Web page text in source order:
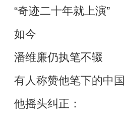
“奇迹二十年就上演”
如今
潘维廉仍执笔不辍
有人称赞他笔下的中
他摇头纠正：